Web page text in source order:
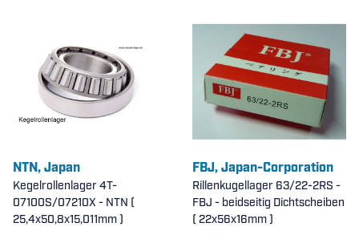
NTN, Japan
Kegelrollenlager 4T-
07100S/07210X - NTN (
25,4x50,8x15,011mm )
FBJ, Japan-Corporation
Rillenkugellager 63/22-2RS -
FBJ - beidseitig Dichtscheiben
( 22x56x16mm )